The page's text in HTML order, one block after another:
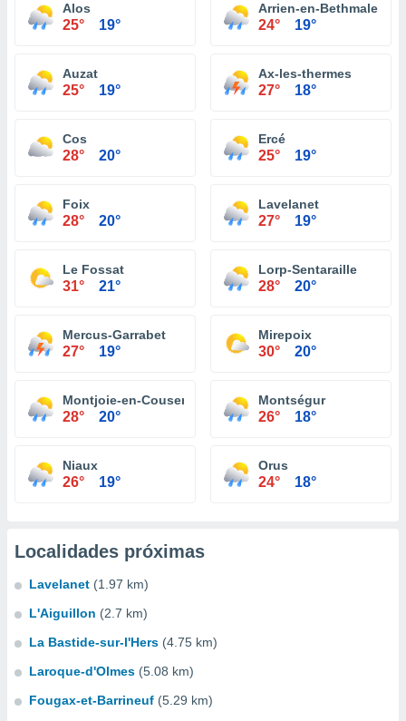
Alos
25° 19°
Arrien-en-Bethmale
24° 19°
Auzat
25° 19°
Ax-les-thermes
27° 18°
Cos
28° 20°
Ercé
25° 19°
Foix
28° 20°
Lavelanet
27° 19°
Le Fossat
31° 21°
Lorp-Sentaraille
28° 20°
Mercus-Garrabet
27° 19°
Mirepoix
30° 20°
Montjoie-en-Couserans
28° 20°
Montségur
26° 18°
Niaux
26° 19°
Orus
24° 18°
Localidades próximas
Lavelanet (1.97 km)
L'Aiguillon (2.7 km)
La Bastide-sur-l'Hers (4.75 km)
Laroque-d'Olmes (5.08 km)
Fougax-et-Barrineuf (5.29 km)